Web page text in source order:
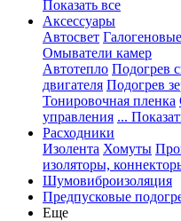
Показать все
Аксессуары
Автосвет
Омыватели камер
Автотепло Подогрев
двигателя Подогрев
Тонировочная пленка
управления ...
Расходники
Изолента Хомуты
изоляторы,
Шумовиброизоляция
Предпусковые
Еще